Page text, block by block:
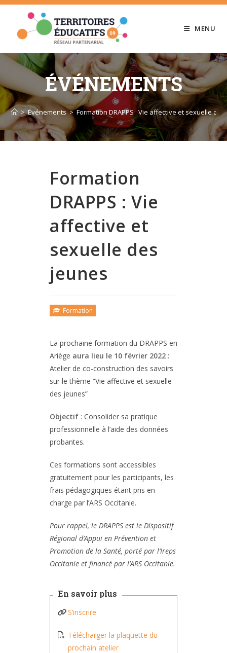
Skip
content
MENU
ÉVÉNEMENTS
> Événements > Formation DRAPPS : Vie affective et sexuelle
Formation
DRAPPS : Vie
affective et
sexuelle des
jeunes
Formation
La prochaine formation du DRAPPS en
Ariège aura lieu le 10 février 2022 :
Atelier de co-construction des savoirs
sur le thème “Vie affective et sexuelle
des jeunes”
Objectif : Consolider sa pratique
professionnelle à l’aide des données
probantes.
Ces formations sont accessibles
gratuitement pour les participants, les
frais pédagogiques étant pris en
charge par l’ARS Occitanie.
Pour rappel, le DRAPPS est le Dispositif
Régional d’Appui en Prévention et
Promotion de la Santé, porté par l’Ireps
Occitanie et financé par l’ARS Occitanie.
En savoir plus
S’inscrire
Télécharger la plaquette du
prochain atelier